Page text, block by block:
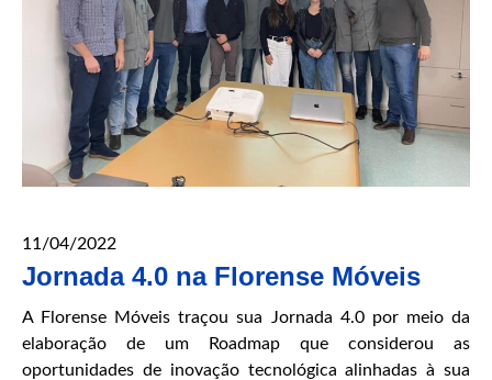
11/04/2022
Jornada 4.0 na Florense Móveis
A Florense Móveis traçou sua Jornada 4.0 por meio da
elaboração de um Roadmap que considerou as
oportunidades de inovação tecnológica alinhadas à sua